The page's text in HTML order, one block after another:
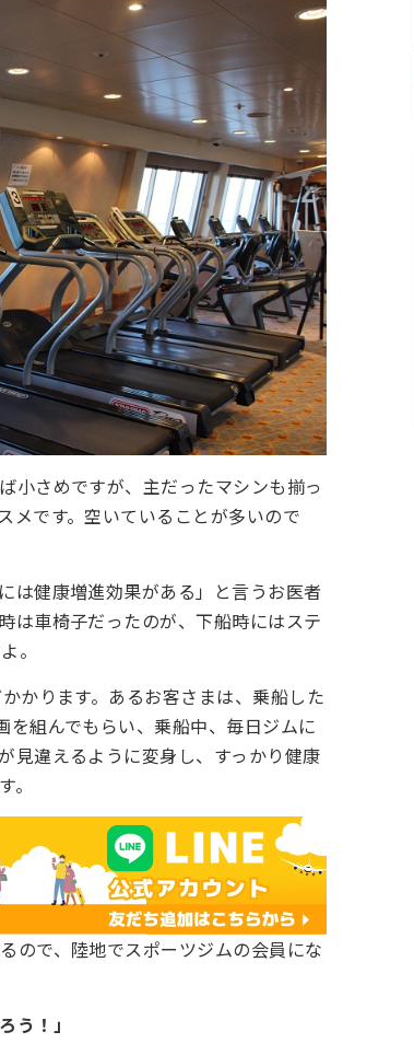
小さめですが、主だったマシンも揃っ
メです。空いていることが多いので
は健康増進効果がある」と言うお医者
は車椅子だったのが、下船時にはステ
。
かります。あるお客さまは、乗船した
組んでもらい、乗船中、毎日ジムに
見違えるように変身し、すっかり健康
。
ので、陸地でスポーツジムの会員にな
う！」